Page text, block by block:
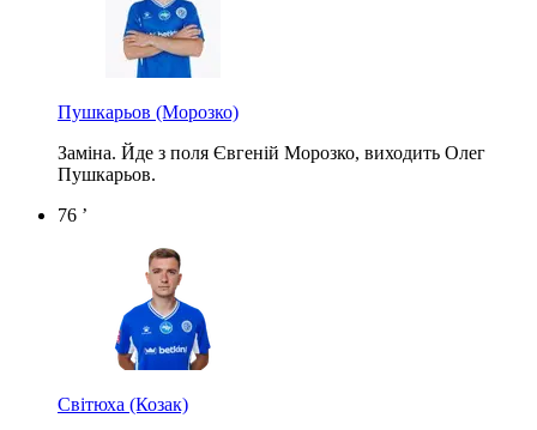
Пушкарьов (Морозко)
Заміна. Йде з поля Євгеній Морозко, виходить Олег
Пушкарьов.
76 ’
Світюха (Козак)